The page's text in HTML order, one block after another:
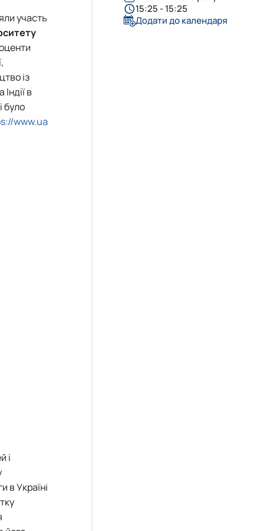
участь
із
в
було
www.ua
і
в Україні
15:25 - 15:25
Додати до календаря